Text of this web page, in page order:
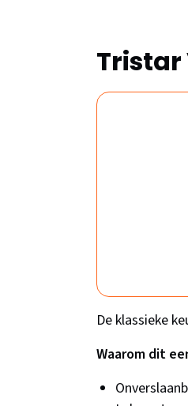
De klassieke
Waarom dit